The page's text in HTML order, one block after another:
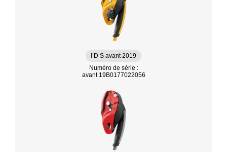
I’D S avant 2019
Numéro de série :
avant 19B0177022056